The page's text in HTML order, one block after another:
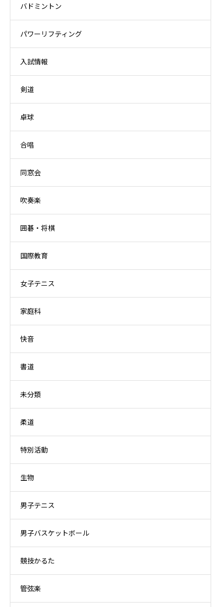
バドミントン
パワーリフティング
入試情報
剣道
卓球
合唱
同窓会
吹奏楽
囲碁・将棋
国際教育
女子テニス
家庭科
快音
書道
未分類
柔道
特別活動
生物
男子テニス
男子バスケットボール
競技かるた
管弦楽